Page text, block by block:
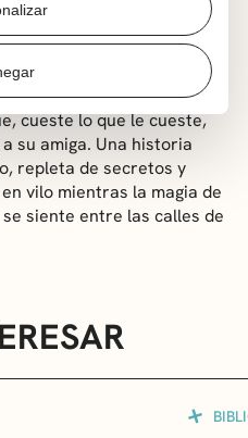
de la
parte de la saga para
Cuando el cuerpo sin
en el Puente Colgante
cueste lo que le cueste,
su amiga. Una historia
repleta de secretos y
vilo mientras la magia de
siente entre las calles de